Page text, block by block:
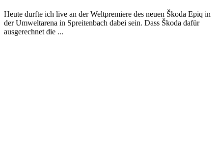
Heute durfte ich live an der Weltpremiere des neuen Škoda Epiq in
der Umweltarena in Spreitenbach dabei sein. Dass Škoda dafür
ausgerechnet die ...